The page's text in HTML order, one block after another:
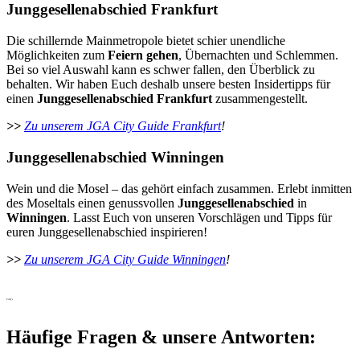
Junggesellenabschied Frankfurt
Die schillernde Mainmetropole bietet schier unendliche
Möglichkeiten zum Feiern gehen, Übernachten und Schlemmen.
Bei so viel Auswahl kann es schwer fallen, den Überblick zu
behalten. Wir haben Euch deshalb unsere besten Insidertipps für
einen Junggesellenabschied Frankfurt zusammengestellt.
>> Zu unserem JGA City Guide Frankfurt!
Junggesellenabschied Winningen
Wein und die Mosel – das gehört einfach zusammen. Erlebt inmitten
des Moseltals einen genussvollen Junggesellenabschied in
Winningen. Lasst Euch von unseren Vorschlägen und Tipps für
euren Junggesellenabschied inspirieren!
>> Zu unserem JGA City Guide Winningen!
FAQ's
Häufige Fragen & unsere Antworten: